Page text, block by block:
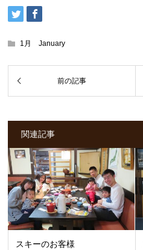
1月 January
関連記事
スキーのお客様